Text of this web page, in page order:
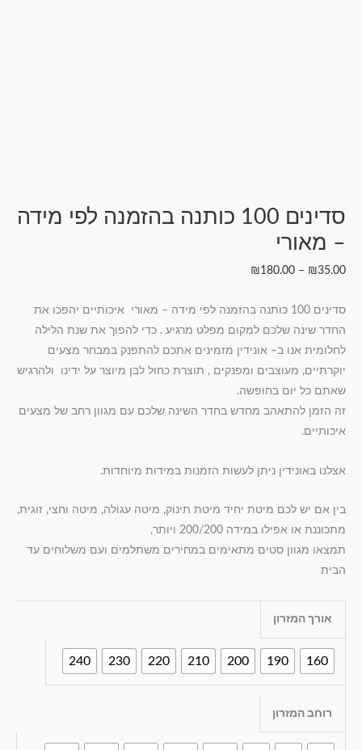
סדינים 100 כותנה בהזמנה לפי מידה
– מאורי
₪35.00
–
₪180.00
סדינים 100 כותנה בהזמנה לפי מידה – מאורי איכותיים יהפכו את
החדר שינה שלכם למקום מפלט מרגיע . כדי להפוך את שנת הלילה
לחלומית אנו ב– אונידין מזמינים אתכם להתפנק במבחר מצעים
יוקרתיים, מעוצבים ומפנקים , תוצרת כחול לבן מיוצר על ידינו ולהרגיש
שאתם כל יום בחופשה.
זה הזמן להתאהב מחדש בחדר השינה שלכם עם מגוון רחב של מצעים
איכותיים.
אצלנו באונידין ניתן לעשות הזמנות במידות מיוחדות.
בין אם יש לכם מיטת יחיד מיטת תינוק, מיטה עגולה, מיטה וחצי, זוגית,
מתכוננת או אפילו במידה 200/200 ויותר,
תמצאו מגוון סטים מתאימים במחירים משתלמים ועם משלוחים עד
הבית
אורך המזרון
160
190
200
210
220
230
240
רוחב המזרון